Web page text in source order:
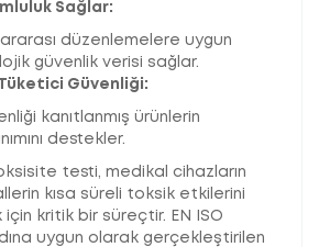
Sağlar:
düzenlemelere uygun
güvenlik verisi sağlar.
Güvenliği:
kanıtlanmış ürünlerin
destekler.
testi, medikal cihazların
kısa süreli toksik etkilerini
kritik bir süreçtir. EN ISO
uygun olarak gerçekleştirilen